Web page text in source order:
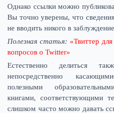
Однако ссылки можно
Вы точно уверены, что
не вводить никого в
Полезная статья: «Твиттер
вопросов о Twitter»
Естественно делиться
непосредственно
полезными
книгами, соответствующими
слишком часто можно давать